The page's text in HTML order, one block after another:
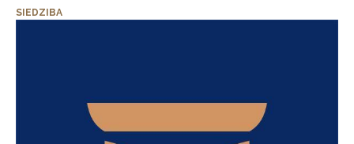
SIEDZIBA